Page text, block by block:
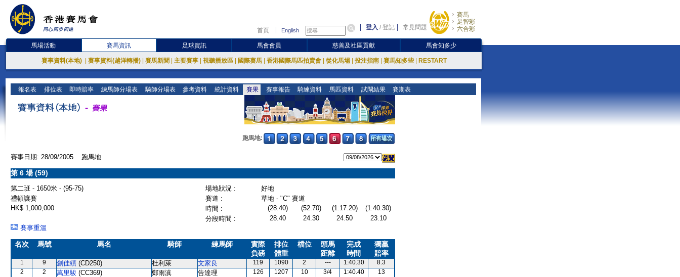
首頁 English 登入 /登記 常見問題
賽馬
足智彩
六合彩
馬場活動 賽馬資訊 足球資訊 馬會會員 慈善及社區貢獻 馬會知多少
賽事資料(本地) 賽事資料(越洋轉播) 賽馬新聞 主要賽事 視聽播放區 國際賽馬 香港國際馬匹拍賣會 從化馬場 投注指南 賽馬知多些 RESTART
報名表 排位表 即時賠率 練馬師分場表 騎師分場表 參考資料 統計資料 賽果 賽事報告 騎練資料 馬匹資料 試閘結果 賽期表
跑馬地:
賽事日期: 28/09/2005 跑馬地
第 6 場 (59)
第二班 - 1650米 - (95-75) 場地狀況 :
好地
禮頓讓賽
賽道 :
草地 - "C" 賽道
HK$ 1,000,000
時間 : (28.40) (52.70) (1:17.20)
(1:40.30)
分段時間 :
28.40 24.30 24.50
23.10
賽事重溫
名次 馬號 馬名 騎師 練馬師
實際
負磅
排位
體重
檔位
頭馬
距離
完成
時間
獨贏
賠率
1 9 創佳績 (CD250) 杜利萊 文家良 119 1090 2 --- 1:40.30
8.3
2
2 萬里駿 (CC369) 鄭雨滇 告達理 126 1207 10 3/4 1:40.40
13